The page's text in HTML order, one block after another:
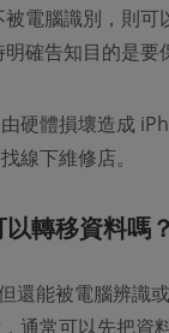
電腦識別，則可
確告知目的是要
硬體損壞造成
線下維修店。
轉移資料嗎？
還能被電腦辨識
通常可以先把資